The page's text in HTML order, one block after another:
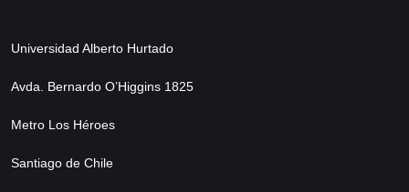
Universidad Alberto Hurtado
Avda. Bernardo O’Higgins 1825
Metro Los Héroes
Santiago de Chile